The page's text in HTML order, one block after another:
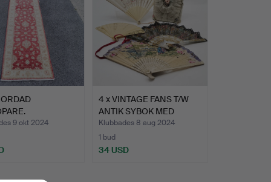
9 okt 2024
4 x VINTAGE FANS T/W
ANTIK SYBOK MED
BALLE…
Klubbades 8 aug 2024
1 bud
34 USD